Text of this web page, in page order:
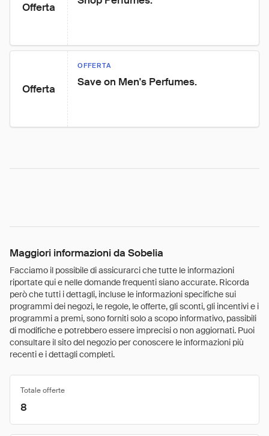
Offerta
Offerta
OFFERTA
Save on Men's Perfumes.
Maggiori informazioni da Sobelia
Facciamo il possibile di assicurarci che tutte le informazioni
riportate qui e nelle domande frequenti siano accurate. Ricorda
però che tutti i dettagli, incluse le informazioni specifiche sui
programmi dei negozi, le regole, le offerte, gli sconti, gli incentivi e i
programmi a premi, sono forniti solo a scopo informativo, passibili
di modifiche e potrebbero essere imprecisi o non aggiornati. Puoi
consultare il sito del negozio per conoscere le informazioni più
recenti e i dettagli completi.
Totale offerte
8